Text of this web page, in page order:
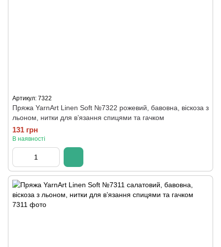
Артикул: 7322
Пряжа YarnArt Linen Soft №7322 рожевий, бавовна, віскоза з
льоном, нитки для вʼязання спицями та гачком
131 грн
В наявності